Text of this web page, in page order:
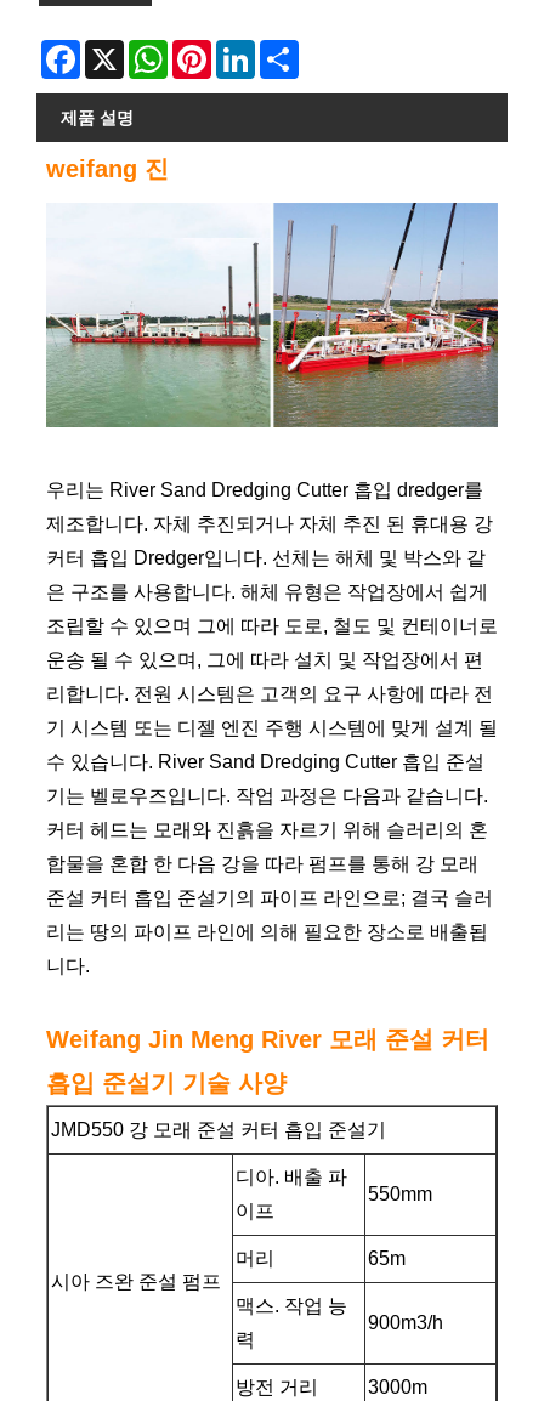
Facebook
X WhatsAppPinterestLinkedIn
제품 설명
weifang 진
우리는 River Sand Dredging Cutter 흡입 dredger를
제조합니다. 자체 추진되거나 자체 추진 된 휴대용 강
커터 흡입 Dredger입니다. 선체는 해체 및 박스와 같
은 구조를 사용합니다. 해체 유형은 작업장에서 쉽게
조립할 수 있으며 그에 따라 도로, 철도 및 컨테이너로
운송 될 수 있으며, 그에 따라 설치 및 작업장에서 편
리합니다. 전원 시스템은 고객의 요구 사항에 따라 전
기 시스템 또는 디젤 엔진 주행 시스템에 맞게 설계 될
수 있습니다. River Sand Dredging Cutter 흡입 준설
기는 벨로우즈입니다. 작업 과정은 다음과 같습니다.
커터 헤드는 모래와 진흙을 자르기 위해 슬러리의 혼
합물을 혼합 한 다음 강을 따라 펌프를 통해 강 모래
준설 커터 흡입 준설기의 파이프 라인으로; 결국 슬러
리는 땅의 파이프 라인에 의해 필요한 장소로 배출됩
니다.
Weifang Jin Meng River 모래 준설 커터
흡입 준설기 기술 사양
JMD550 강 모래 준설 커터 흡입 준설기
시아 즈완 준설 펌프
디아. 배출 파
이프
550mm
머리 65m
맥스. 작업 능
력
900m3/h
방전 거리 3000m